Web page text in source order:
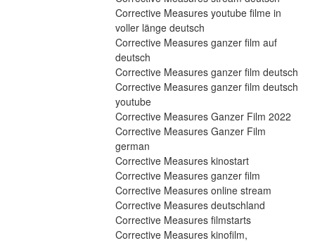
Corrective Measures youtube filme in
voller länge deutsch
Corrective Measures ganzer film auf
deutsch
Corrective Measures ganzer film deutsch
Corrective Measures ganzer film deutsch
youtube
Corrective Measures Ganzer Film 2022
Corrective Measures Ganzer Film
german
Corrective Measures kinostart
Corrective Measures ganzer film
Corrective Measures online stream
Corrective Measures deutschland
Corrective Measures filmstarts
Corrective Measures kinofilm,